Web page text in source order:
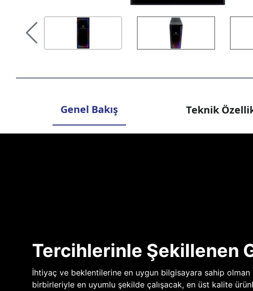
Genel Bakış Teknik
Tercihlerinle Şekillenen
İhtiyaç ve beklentilerine en uygun bilgisayara sahip olman
birbirleriyle en uyumlu şekilde çalışacak, en üst kalite